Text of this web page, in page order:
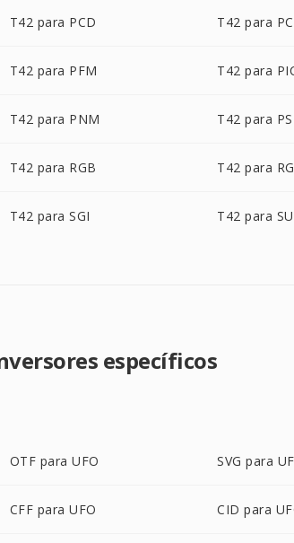
T42 para PCD T42 para
T42 para PFM T42 para
T42 para PNM T42 para
T42 para RGB T42 para
T42 para SGI T42 para
específicos
OTF para UFO SVG para
CFF para UFO CID para